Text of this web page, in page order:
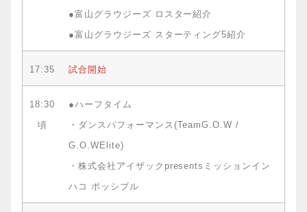
●富山グラウジーズ ロスター紹介
●富山グラウジーズ スターティング5紹介
17:35 試合開始
18:30
頃
●ハーフタイム
・ダンスパフォーマンス(TeamG.O.W /
G.O.WElite)
・株式会社アイザックpresentsミッションイン
ハコ ポッシブル